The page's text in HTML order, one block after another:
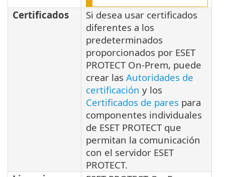
Certificados
Si desea usar certificados
diferentes a los
predeterminados
proporcionados por ESET
PROTECT On-Prem, puede
crear las Autoridades de
certificación y los
Certificados de pares para
componentes individuales
de ESET PROTECT que
permitan la comunicación
con el servidor ESET
PROTECT.